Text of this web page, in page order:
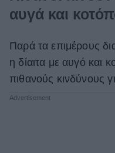
αυγά και
Παρά τα επιμέρους
η δίαιτα με αυγό και
πιθανούς κινδύνους